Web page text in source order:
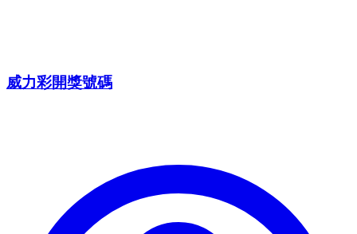
威力彩開獎號碼